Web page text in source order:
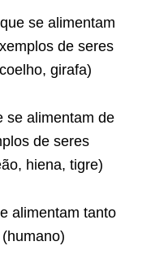
se alimentam
de seres
girafa)
se alimentam de
de seres
hiena, tigre)
alimentam tanto